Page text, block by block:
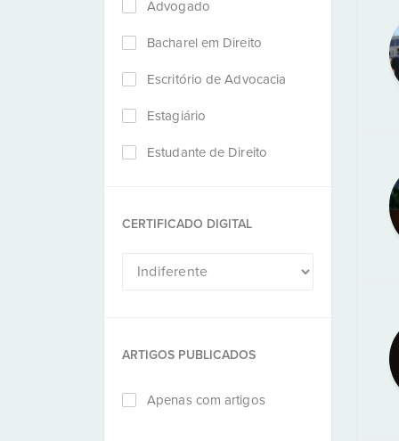
Advogado
Bacharel em Direito
Escritório de Advocacia
Estagiário
Estudante de Direito
CERTIFICADO DIGITAL
ARTIGOS PUBLICADOS
Apenas com artigos